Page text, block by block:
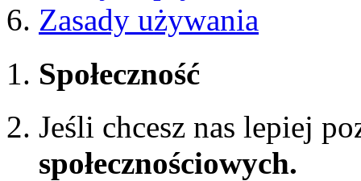
Zasady używania
Społeczność
Jeśli chcesz nas lepiej
społecznościowych.